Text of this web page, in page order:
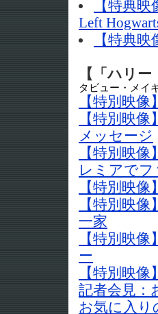
【特典
Left
【特典
【「ハリ
タビュー・メイ
【特別映
【特別映
メッセージ
【特別映
レミアで
【特別映
【特別映
一家
【特別映
ー
【特別映
記者会見：
お気に入り